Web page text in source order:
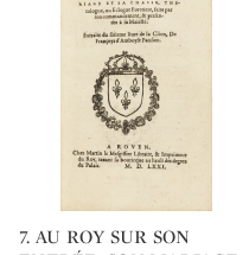
7. AU ROY SUR SON